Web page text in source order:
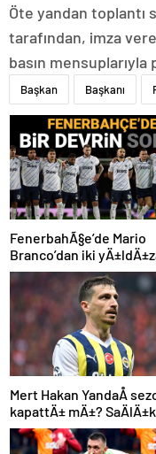
Öte yandan toplantı
tarafından, imza
basın mensuplarıyla
Başkan Başkanı
FenerbahÃ§e’de Mario
Branco’dan iki
veda mesajÄ±:
sezon yoksunuz”
Mert Hakan YandaÅ
kapattÄ± mÄ±? SaÄlÄ±k
durumu hakkÄ±nda
aÃ§Ä±klama